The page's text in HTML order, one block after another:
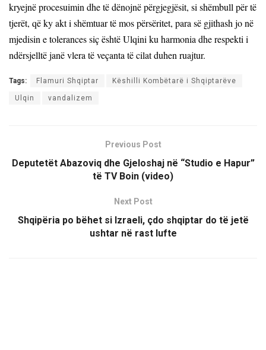
kryejnë procesuimin dhe të dënojnë përgjegjësit, si shëmbull për të
tjerët, që ky akt i shëmtuar të mos përsëritet, para së gjithash jo në
mjedisin e tolerances siç është Ulqini ku harmonia dhe respekti i
ndërsjelltë janë vlera të veçanta të cilat duhen ruajtur.
Tags: Flamuri Shqiptar Këshilli Kombëtarë i Shqiptarëve
Ulqin vandalizem
Previous Post
Deputetët Abazoviq dhe Gjeloshaj në “Studio e Hapur”
të TV Boin (video)
Next Post
Shqipëria po bëhet si Izraeli, çdo shqiptar do të jetë
ushtar në rast lufte